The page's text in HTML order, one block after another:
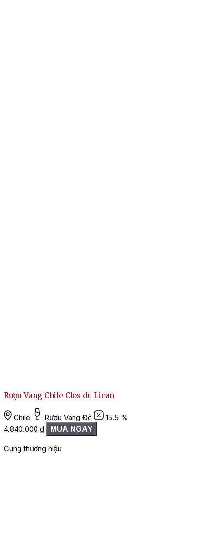
Rượu Vang Chile Clos du Lican
Chile Rượu Vang Đỏ
15.5 %
4.840.000 ₫ MUA NGAY
Cùng thương hiệu